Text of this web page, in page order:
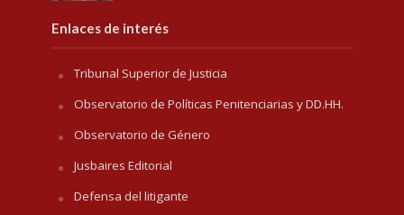
Enlaces de interés
Tribunal Superior de Justicia
Observatorio de Políticas Penitenciarias y DD.HH.
Observatorio de Género
Jusbaires Editorial
Defensa del litigante